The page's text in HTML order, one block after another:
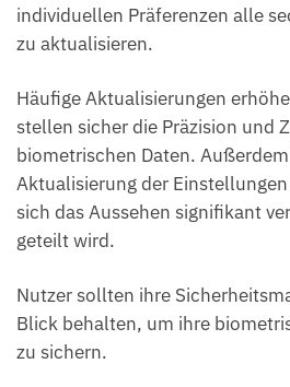
individuellen Präferenzen alle
zu aktualisieren.
Häufige Aktualisierungen
stellen sicher die Präzision und
biometrischen Daten.
Aktualisierung der
sich das Aussehen signifikant
geteilt wird.
Nutzer sollten ihre
Blick behalten, um ihre
zu sichern.